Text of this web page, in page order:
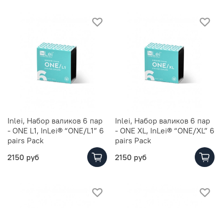
Inlei, Набор валиков 6 пар
- ONE L1, InLei® “ONE/L1” 6
pairs Pack
2150 руб
Inlei, Набор валиков 6 пар
- ONE XL, InLei® “ONE/XL” 6
pairs Pack
2150 руб